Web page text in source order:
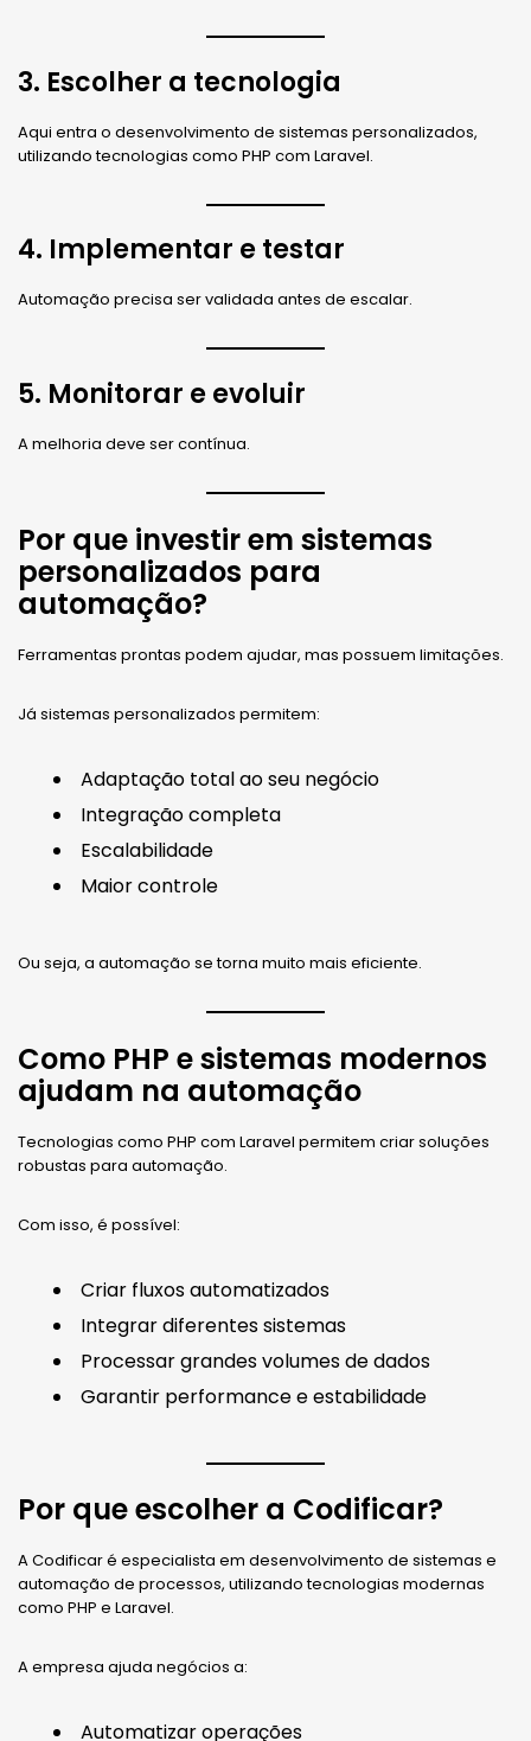
3. Escolher a tecnologia
Aqui entra o desenvolvimento de sistemas personalizados,
utilizando tecnologias como PHP com Laravel.
4. Implementar e testar
Automação precisa ser validada antes de escalar.
5. Monitorar e evoluir
A melhoria deve ser contínua.
Por que investir em sistemas
personalizados para
automação?
Ferramentas prontas podem ajudar, mas possuem limitações.
Já sistemas personalizados permitem:
Adaptação total ao seu negócio
Integração completa
Escalabilidade
Maior controle
Ou seja, a automação se torna muito mais eficiente.
Como PHP e sistemas modernos
ajudam na automação
Tecnologias como PHP com Laravel permitem criar soluções
robustas para automação.
Com isso, é possível:
Criar fluxos automatizados
Integrar diferentes sistemas
Processar grandes volumes de dados
Garantir performance e estabilidade
Por que escolher a Codificar?
A Codificar é especialista em desenvolvimento de sistemas e
automação de processos, utilizando tecnologias modernas
como PHP e Laravel.
A empresa ajuda negócios a:
Automatizar operações